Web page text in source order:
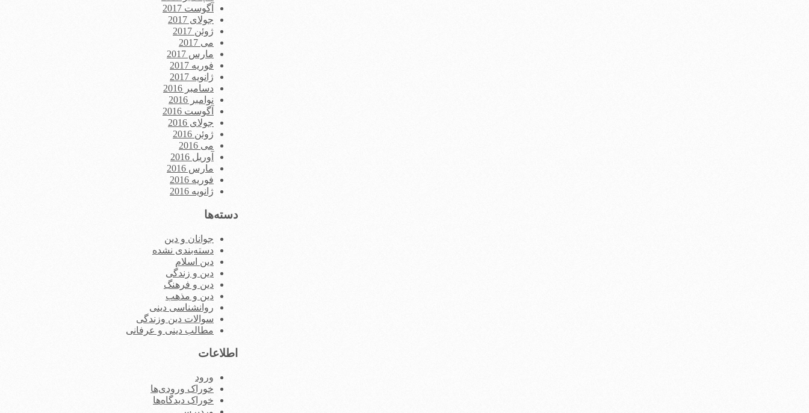
آگوست 2017
جولای 2017
ژوئن 2017
می 2017
مارس 2017
فوریه 2017
ژانویه 2017
دسامبر 2016
نوامبر 2016
آگوست 2016
جولای 2016
ژوئن 2016
می 2016
آوریل 2016
مارس 2016
فوریه 2016
ژانویه 2016
دسته‌ها
جوانان و دین
دسته‌بندی نشده
دین اسلام
دین و زندگی
دین و فرهنگ
دین و مذهب
روانشناسی دینی
سوالات دین وزندگی
مطالب دینی و عرفانی
اطلاعات
ورود
خوراک ورودی‌ها
خوراک دیدگاه‌ها